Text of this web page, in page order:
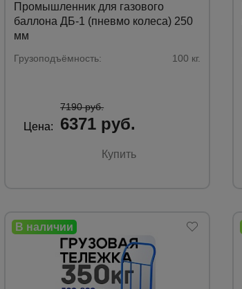
Промышленник для газового
баллона ДБ-1 (пневмо колеса) 250
мм
Грузоподъёмность: 100 кг.
Цена:
7190 руб.
6371 руб.
Купить